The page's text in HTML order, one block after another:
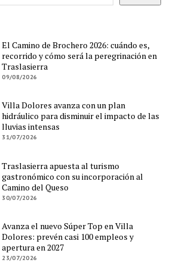
El Camino de Brochero 2026: cuándo es,
recorrido y cómo será la peregrinación en
Traslasierra
09/08/2026
Villa Dolores avanza con un plan
hidráulico para disminuir el impacto de las
lluvias intensas
31/07/2026
Traslasierra apuesta al turismo
gastronómico con su incorporación al
Camino del Queso
30/07/2026
Avanza el nuevo Súper Top en Villa
Dolores: prevén casi 100 empleos y
apertura en 2027
23/07/2026